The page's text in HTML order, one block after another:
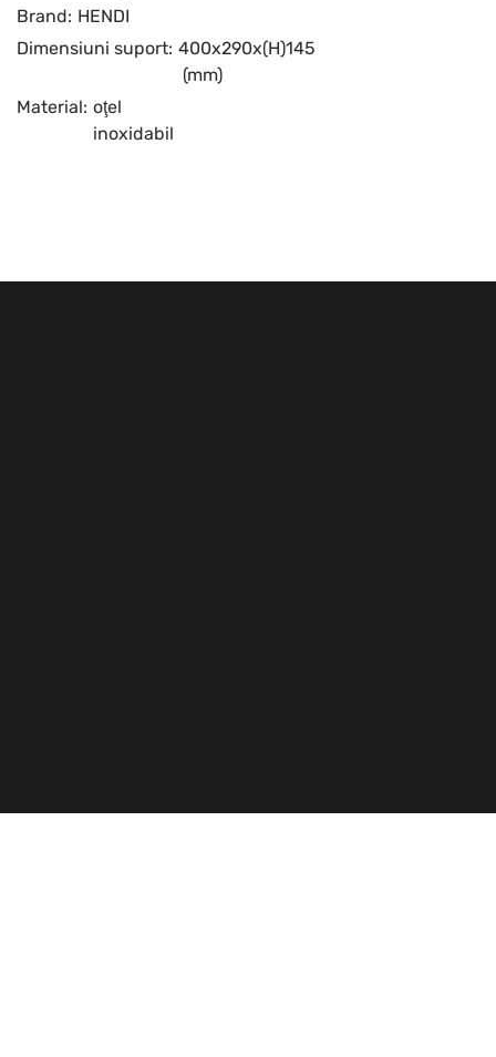
Brand: HENDI
Dimensiuni suport: 400x290x(H)145
(mm)
Material: oţel
inoxidabil